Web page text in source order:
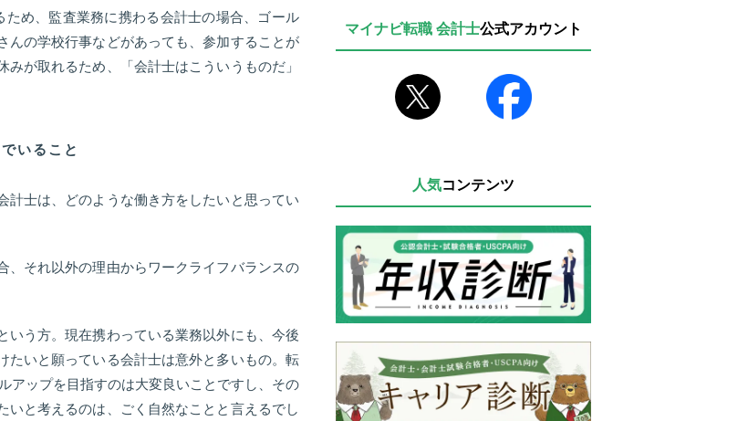
め、監査業務に携わる会計士の場合、ゴール
んの学校行事などがあっても、参加することが
が取れるため、「会計士はこういうものだ」
いること
計士は、どのような働き方をしたいと思ってい
、それ以外の理由からワークライフバランスの
いう方。現在携わっている業務以外にも、今後
たいと願っている会計士は意外と多いもの。転
アップを目指すのは大変良いことですし、その
と考えるのは、ごく自然なことと言えるでし
マイナビ転職 会計士公式アカウント
人気コンテンツ